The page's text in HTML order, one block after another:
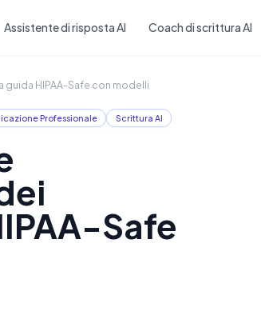
Assistente di risposta AI Coach di scrittura AI
HIPAA-Safe con modelli
Professionale Scrittura AI
Safe